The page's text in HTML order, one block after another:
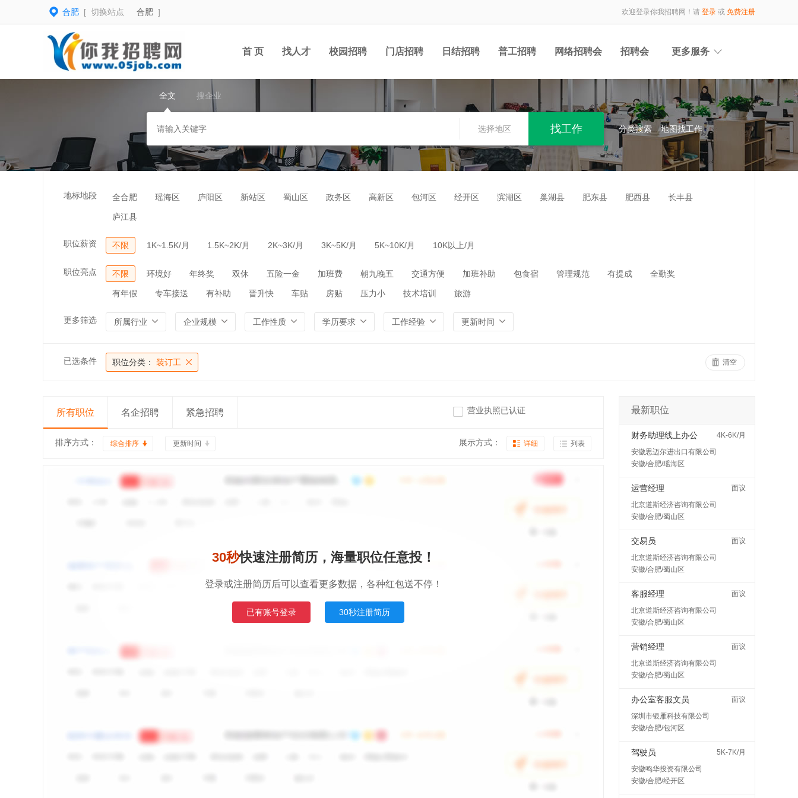
合肥 [ 切换站点 合肥 ] 欢迎登录你我招聘网！请 登录 或 免费注册
首 页 找人才 校园招聘 门店招聘 日结招聘 普工招聘 网络招聘会 招聘会 更多服务
全文 搜企业
选择地区 分类搜索 地图找工作
地标地段 全合肥 瑶海区 庐阳区 新站区 蜀山区 政务区 高新区 包河区 经开区 滨湖区 巢湖县 肥东县 肥西县 长丰县
庐江县
职位薪资 不限 1K~1.5K/月 1.5K~2K/月 2K~3K/月 3K~5K/月 5K~10K/月 10K以上/月
职位亮点 不限 环境好 年终奖 双休 五险一金 加班费 朝九晚五 交通方便 加班补助 包食宿 管理规范 有提成 全勤奖
有年假 专车接送 有补助 晋升快 车贴 房贴 压力小 技术培训 旅游
更多筛选 所属行业 企业规模 工作性质 学历要求 工作经验 更新时间
已选条件 职位分类： 装订工 清空
所有职位 名企招聘 紧急招聘 营业执照已认证
排序方式： 综合排序 更新时间 展示方式： 详细 列表
30秒快速注册简历，海量职位任意投！
登录或注册简历后可以查看更多数据，各种红包送不停！
已有账号登录 30秒注册简历
最新职位
财务助理线上办公
4K-6K/月
安徽思迈尔进出口有限公司
安徽/合肥/瑶海区
运营经理
面议
北京道斯经济咨询有限公司
安徽/合肥/蜀山区
交易员
面议
北京道斯经济咨询有限公司
安徽/合肥/蜀山区
客服经理
面议
北京道斯经济咨询有限公司
安徽/合肥/蜀山区
营销经理
面议
北京道斯经济咨询有限公司
安徽/合肥/蜀山区
办公室客服文员
面议
深圳市银雁科技有限公司
安徽/合肥/包河区
驾驶员
5K-7K/月
安徽鸣华投资有限公司
安徽/合肥/经开区